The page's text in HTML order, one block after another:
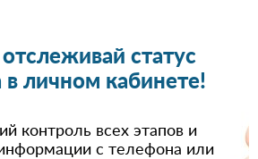
статус
в личном кабинете!
контроль всех этапов и
с телефона или